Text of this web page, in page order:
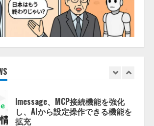
5
2026/08/06/14:54:32
1
【開催報告】次世代AIプラットフ
ォーム「TAIZA」および新サービ
lmessage、MCP接続機能を強化
し、AIから設定操作できる機能を
拡充